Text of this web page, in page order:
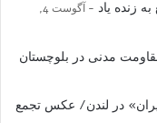
زنده یاد
آگوست 4,
مدنی در بلوچستان
در لندن/ عکس تجمع